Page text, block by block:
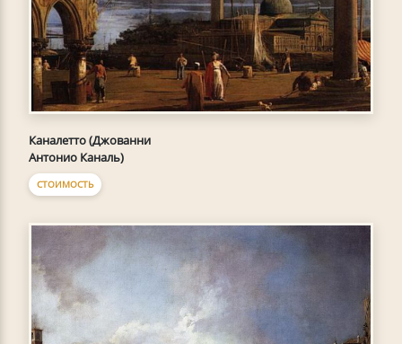
Каналетто (Джованни
Антонио Каналь)
СТОИМОСТЬ